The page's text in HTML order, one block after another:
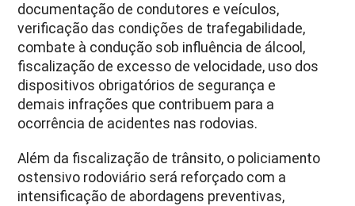
documentação de condutores e veículos,
verificação das condições de trafegabilidade,
combate à condução sob influência de álcool,
fiscalização de excesso de velocidade, uso dos
dispositivos obrigatórios de segurança e
demais infrações que contribuem para a
ocorrência de acidentes nas rodovias.
Além da fiscalização de trânsito, o policiamento
ostensivo rodoviário será reforçado com a
intensificação de abordagens preventivas,